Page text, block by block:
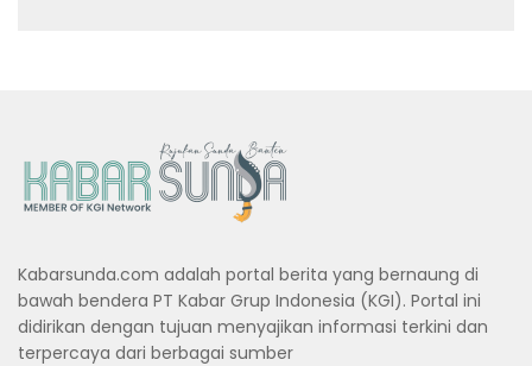
Kabarsunda.com adalah portal berita yang bernaung di
bawah bendera PT Kabar Grup Indonesia (KGI). Portal ini
didirikan dengan tujuan menyajikan informasi terkini dan
terpercaya dari berbagai sumber